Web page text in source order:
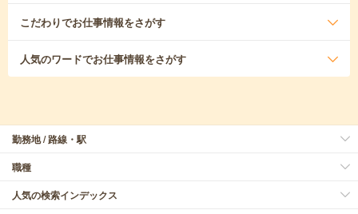
こだわりでお仕事情報をさがす
人気のワードでお仕事情報をさがす
勤務地 / 路線・駅
職種
人気の検索インデックス